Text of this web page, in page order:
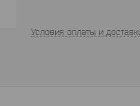
Условия оплаты и